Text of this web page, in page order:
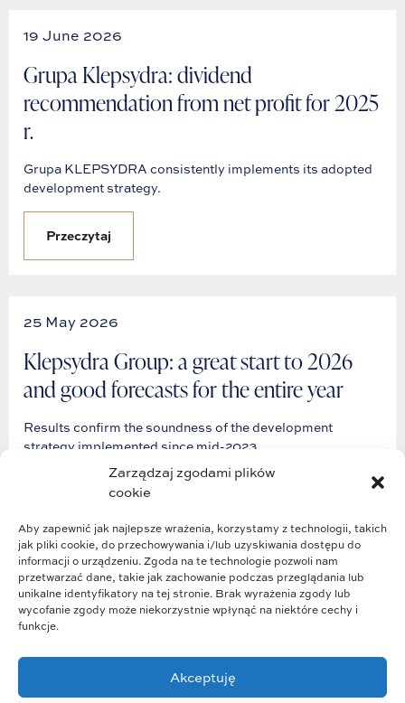
Zarządzaj zgodami plików
cookie
Aby zapewnić jak najlepsze wrażenia, korzystamy z technologii, takich
jak pliki cookie, do przechowywania i/lub uzyskiwania dostępu do
informacji o urządzeniu. Zgoda na te technologie pozwoli nam
przetwarzać dane, takie jak zachowanie podczas przeglądania lub
unikalne identyfikatory na tej stronie. Brak wyrażenia zgody lub
wycofanie zgody może niekorzystnie wpłynąć na niektóre cechy i
funkcje.
Akceptuję
19 June 2026
Grupa Klepsydra: dividend
recommendation from net profit for 2025
r.
Grupa KLEPSYDRA consistently implements its adopted
development strategy.
Przeczytaj
25 May 2026
Klepsydra Group: a great start to 2026
and good forecasts for the entire year
Results confirm the soundness of the development
strategy implemented since mid-2023.
Przeczytaj
Group structure